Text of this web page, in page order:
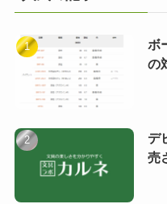
ボ
の
デ
売